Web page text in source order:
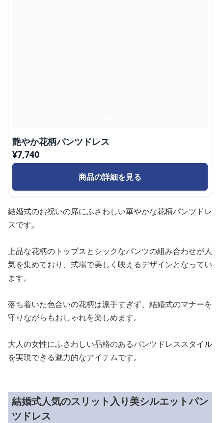
艶やか花柄パンツドレス
¥7,740
商品の詳細を見る
結婚式のお祝いの席にふさわしい華やかな花柄パンツドレ
スです。
上品な花柄のトップスとシックなパンツの組み合わせが人
気を集めており、式場で美しく映えるデザインとなってい
ます。
落ち着いた色合いの花柄は派手すぎず、結婚式のマナーを
守りながらもおしゃれを楽しめます。
大人の女性にふさわしい品格のあるパンツドレススタイル
を実現できる魅力的なアイテムです。
結婚式人気のスリット入り美シルエットパン
ツドレス